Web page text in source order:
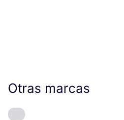
Otras marcas